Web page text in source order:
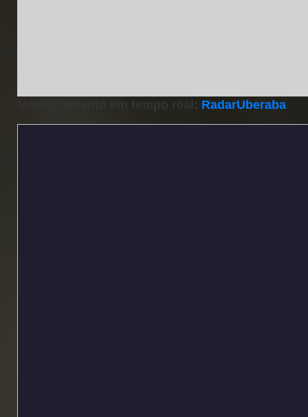
Monitoramento em tempo real: RadarUberaba